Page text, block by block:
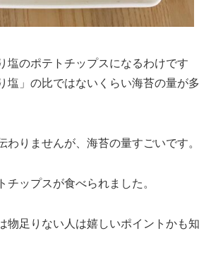
塩のポテトチップスになるわけです
塩」の比ではないくらい海苔の量が多
わりませんが、海苔の量すごいです。
チップスが食べられました。
物足りない人は嬉しいポイントかも知